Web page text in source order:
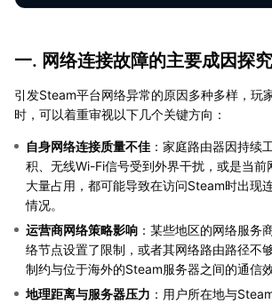
一. 网络连接故障的主要成因探究
引发Steam平台网络异常的原因多种多样，玩
时，可以着重审视以下几个关键方向：
自身网络连接质量不佳 ：家庭路由器因持续
积、无线Wi-Fi信号受到外界干扰，或是当前
大量占用，都可能导致在访问Steam时出现
情况。
运营商网络策略影响 ：某些地区的网络服务
络节点设置了限制，或者其网络路由路径不
制约与位于海外的Steam服务器之间的通信
地理距离与服务器压力 ：用户所在地与